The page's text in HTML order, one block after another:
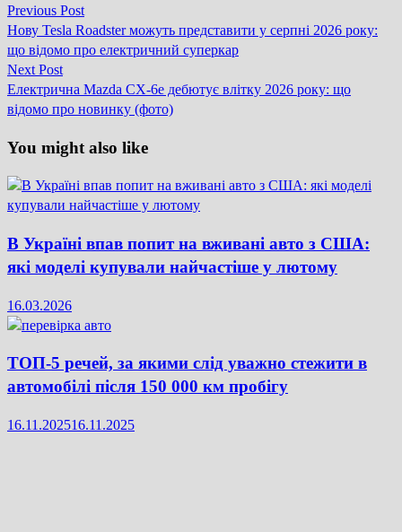
Навігація
записів
Previous PostPrevious
post:
Нову Tesla Roadster можуть представити у серпні 2026 року:
що відомо про електричний суперкар
Next PostNext
post:
Електрична Mazda CX-6e дебютує влітку 2026 року: що
відомо про новинку (фото)
You might also like
В Україні впав попит на вживані авто з США:
які моделі купували найчастіше у лютому
16.03.2026
ТОП-5 речей, за якими слід уважно стежити в
автомобілі після 150 000 км пробігу
16.11.202516.11.2025